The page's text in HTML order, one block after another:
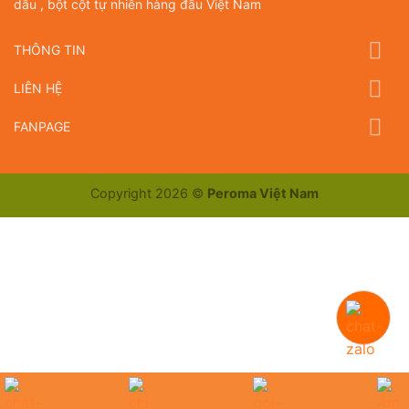
dầu , bột cột tự nhiên hàng đầu Việt Nam
THÔNG TIN
LIÊN HỆ
FANPAGE
Copyright 2026 © Peroma Việt Nam